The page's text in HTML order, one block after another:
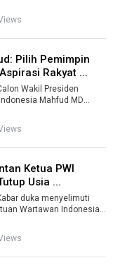
Pilih Pemimpin
Rakyat ...
Wakil Presiden
Mahfud MD
Ketua PWI
Usia ...
duka menyelimuti
Wartawan Indonesia